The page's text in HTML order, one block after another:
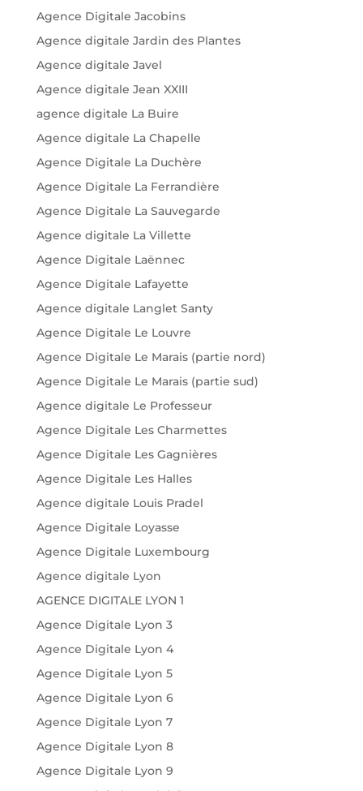
Agence Digitale Jacobins
Agence digitale Jardin des Plantes
Agence digitale Javel
Agence digitale Jean XXIII
agence digitale La Buire
Agence digitale La Chapelle
Agence Digitale La Duchère
Agence Digitale La Ferrandière
Agence Digitale La Sauvegarde
Agence digitale La Villette
Agence Digitale Laënnec
Agence Digitale Lafayette
Agence digitale Langlet Santy
Agence Digitale Le Louvre
Agence Digitale Le Marais (partie nord)
Agence Digitale Le Marais (partie sud)
Agence digitale Le Professeur
Agence Digitale Les Charmettes
Agence Digitale Les Gagnières
Agence Digitale Les Halles
Agence digitale Louis Pradel
Agence Digitale Loyasse
Agence Digitale Luxembourg
Agence digitale Lyon
AGENCE DIGITALE LYON 1
Agence Digitale Lyon 3
Agence Digitale Lyon 4
Agence Digitale Lyon 5
Agence Digitale Lyon 6
Agence Digitale Lyon 7
Agence Digitale Lyon 8
Agence Digitale Lyon 9